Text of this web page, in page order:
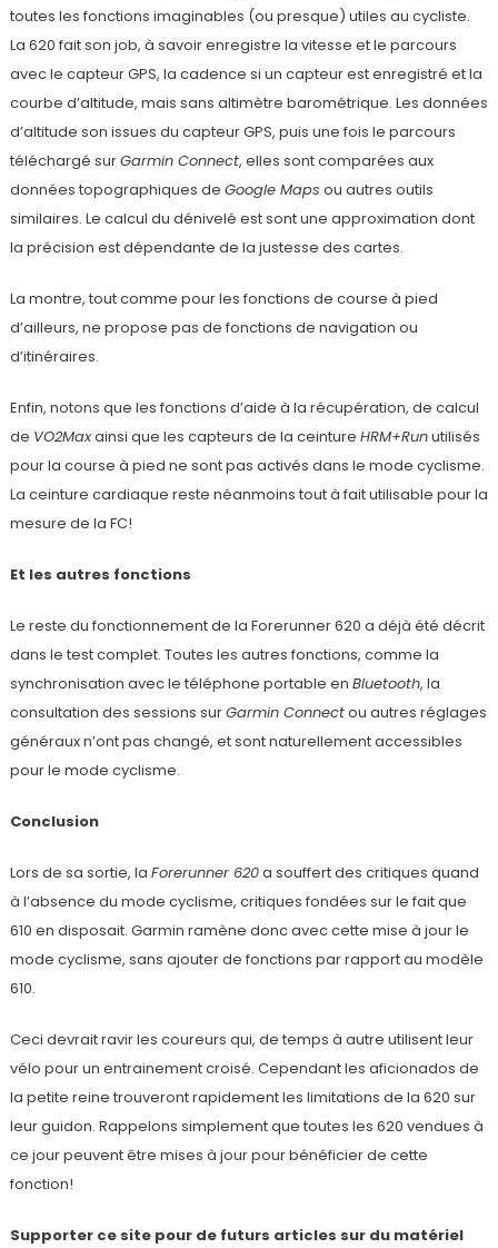
toutes les fonctions imaginables (ou presque) utiles au cycliste.
La 620 fait son job, à savoir enregistre la vitesse et le parcours
avec le capteur GPS, la cadence si un capteur est enregistré et la
courbe d’altitude, mais sans altimètre barométrique. Les données
d’altitude son issues du capteur GPS, puis une fois le parcours
téléchargé surGarmin Connect, elles sont comparées aux
données topographiques de Google Maps ou autres outils
similaires. Le calcul du dénivelé est sont une approximation dont
la précision est dépendante de la justesse des cartes.
La montre, tout comme pour les fonctions de course à pied
d’ailleurs, ne propose pas de fonctions de navigation ou
d’itinéraires.
Enfin, notons que les fonctions d’aide à la récupération, de calcul
de VO2Maxainsi que les capteurs de la ceinture HRM+Runutilisés
pour la course à pied ne sont pas activés dans le mode cyclisme.
La ceinture cardiaque reste néanmoins tout à fait utilisable pour la
mesure de la FC!
Et les autres fonctions
Le reste du fonctionnement de la Forerunner 620 a déjà été décrit
dans le test complet. Toutes les autres fonctions, comme la
synchronisation avec le téléphone portable en Bluetooth, la
consultation des sessions surGarmin Connectou autres réglages
généraux n’ont pas changé, et sont naturellement accessibles
pour le mode cyclisme.
Conclusion
Lors de sa sortie, la Forerunner 620a souffert des critiques quand
à l’absence du mode cyclisme, critiques fondées sur le fait que
610 en disposait. Garmin ramène donc avec cette mise à jour le
mode cyclisme, sans ajouter de fonctions par rapport au modèle
610.
Ceci devrait ravir les coureurs qui, de temps à autre utilisent leur
vélo pour un entrainement croisé. Cependant les aficionados de
la petite reine trouveront rapidement les limitations de la 620 sur
leur guidon. Rappelons simplement que toutes les 620 vendues à
ce jour peuvent être mises à jour pour bénéficier de cette
fonction!
Supporter ce site pour de futurs articles sur du matériel